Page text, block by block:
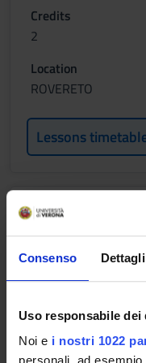
Consenso Dettagli
Uso responsabile dei
Noi e i nostri 1022
Credits
2
Location
ROVERETO
Lessons
CRONICHE
SALUTE
MOVIMENTO
1
Location